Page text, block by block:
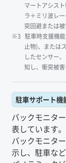
マートアシス
ラ＋ミリ波レ
突回避または被
駐車時支援機
止物)、または
したセンサー
知し、衝突被
駐車サポート機
バックモニタ
表しています。
バックモニタ
示し、駐車な